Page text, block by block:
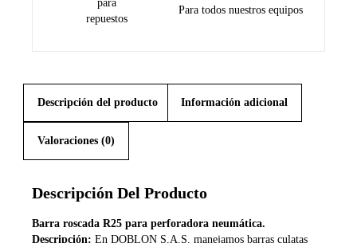
Para todos nuestros equipos
Descripción del producto Información adicional
Valoraciones (0)
Descripción Del Producto
Barra roscada R25 para perforadora neumática.
Descripción: En DOBLON S.A.S. manejamos barras culatas